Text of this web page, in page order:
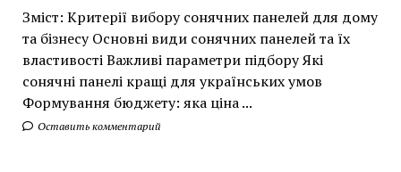
Зміст: Критерії вибору сонячних панелей для дому
та бізнесу Основні види сонячних панелей та їх
властивості Важливі параметри підбору Які
сонячні панелі кращі для українських умов
Формування бюджету: яка ціна ...
Оставить комментарий